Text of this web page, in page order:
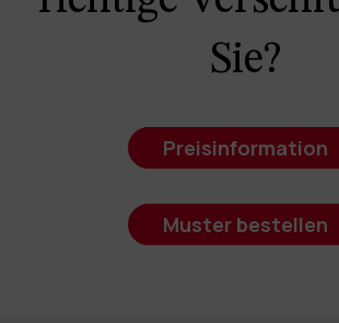
Sie?
Preisinformation
Muster bestellen